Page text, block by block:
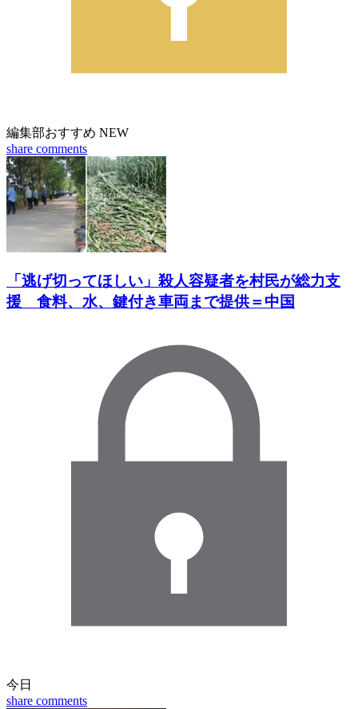
編集部おすすめ NEW
share comments
「逃げ切ってほしい」殺人容疑者を村民が総力支
援 食料、水、鍵付き車両まで提供＝中国
今日
share comments